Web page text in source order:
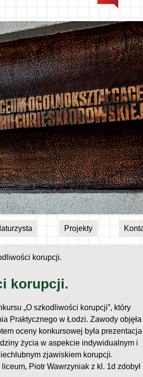
Projekty
korupcji.
korupcji.
„O szkodliwości korupcji”, który
Praktycznego w Łodzi. Zawody objęła
oceny konkursowej była prezentacja
życia w aspekcie indywidualnym i
zjawiskiem korupcji.
Piotr Wawrzyniak z kl. 1d zdobył